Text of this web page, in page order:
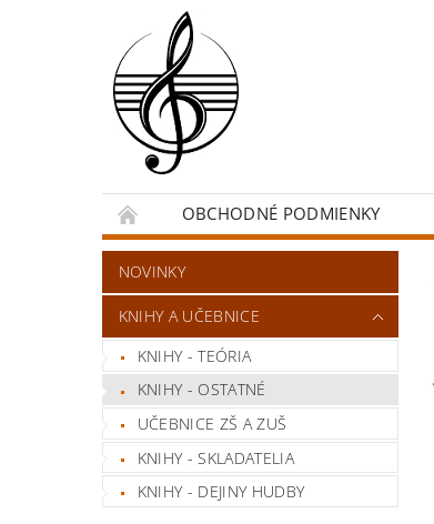
OBCHODNÉ PODMIENKY
NOVINKY
KNIHY A UČEBNICE
KNIHY - TEÓRIA
KNIHY - OSTATNÉ
UČEBNICE ZŠ A ZUŠ
KNIHY - SKLADATELIA
KNIHY - DEJINY HUDBY